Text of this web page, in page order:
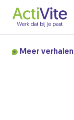
Meer verhalen